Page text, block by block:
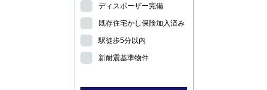
ディスポーザー完備
既存住宅かし保険加入済み
駅徒歩5分以内
新耐震基準物件